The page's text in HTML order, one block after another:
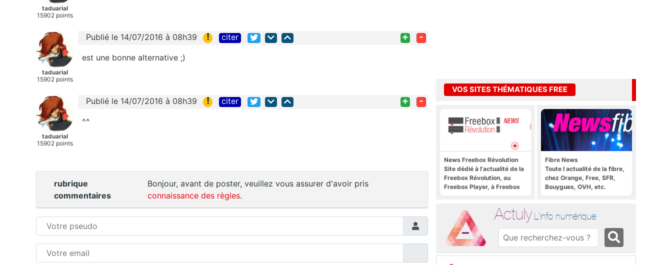
taduarial
15902 points
taduarial
15902 points
Publié le 14/07/2016 à 08h39 ! citer + -
est une bonne alternative ;)
taduarial
15902 points
Publié le 14/07/2016 à 08h39 ! citer + -
^^
rubrique
commentaires
Bonjour, avant de poster, veuillez vous assurer d'avoir pris
connaissance des règles.
VOS SITES THÉMATIQUES FREE
News Freebox Révolution
Site dédié à l'actualité de la
Freebox Révolution, au
Freebox Player, à Freebox
Fibre News
Toute l actualité de la fibre,
chez Orange, Free, SFR,
Bouygues, OVH, etc.
Actuly L'info numérique